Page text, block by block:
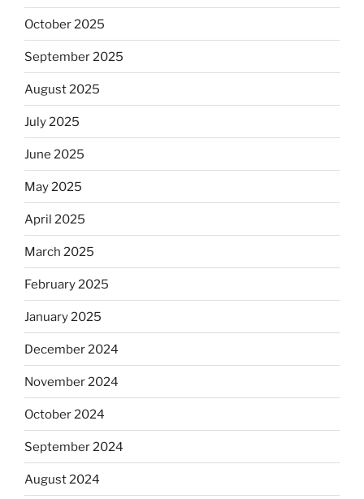
October 2025
September 2025
August 2025
July 2025
June 2025
May 2025
April 2025
March 2025
February 2025
January 2025
December 2024
November 2024
October 2024
September 2024
August 2024